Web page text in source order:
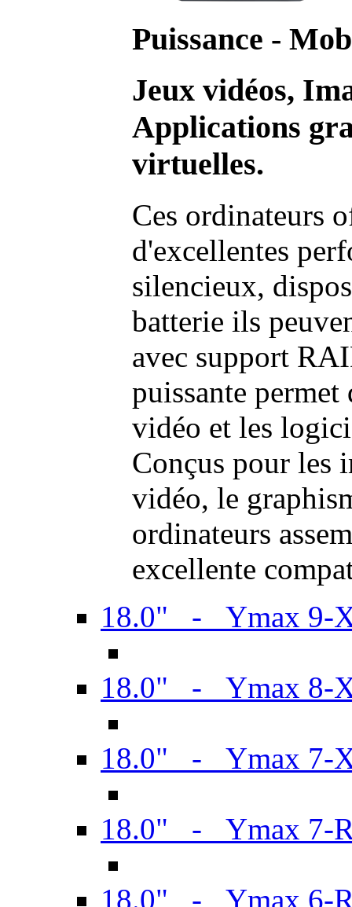
Puissance -
Jeux vidéos,
Applications
virtuelles.
Ces ordinateurs
d'excellentes
silencieux,
batterie ils
avec support
puissante permet
vidéo et les
Conçus pour les
vidéo, le
ordinateurs
excellente
18.0" - Ymax 9-
18.0" - Ymax 8-
18.0" - Ymax 7-
18.0" - Ymax 7-
18.0" - Ymax 6-